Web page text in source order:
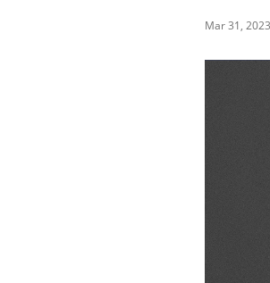
Mar 31,